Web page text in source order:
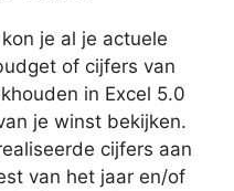
je al je actuele
of cijfers van
in Excel 5.0
je winst bekijken.
cijfers aan
van het jaar en/of